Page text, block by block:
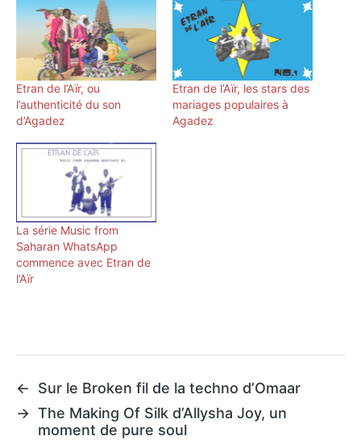
Etran de l’Aïr, ou
l’authenticité du son
d’Agadez
Etran de l’Aïr, les stars des
mariages populaires à
Agadez
La série Music from
Saharan WhatsApp
commence avec Etran de
l’Aïr
←
Sur le Broken fil de la techno d’Omaar
→ The Making Of Silk d’Allysha Joy, un
moment de pure soul